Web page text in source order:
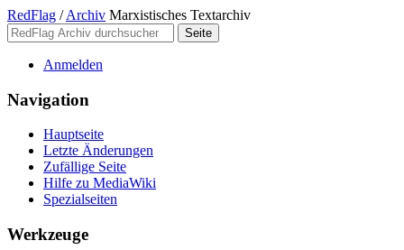
RedFlag / Archiv Marxistisches Textarchiv
Anmelden
Navigation
Hauptseite
Letzte Änderungen
Zufällige Seite
Hilfe zu MediaWiki
Spezialseiten
Werkzeuge